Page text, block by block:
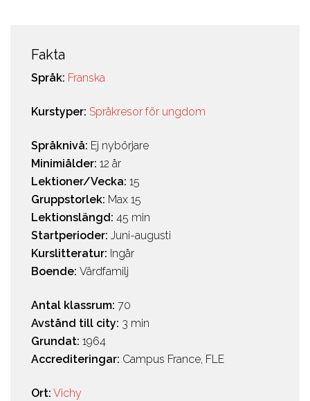
Fakta
Språk: Franska
Kurstyper: Språkresor för ungdom
Språknivå: Ej nybörjare
Minimiålder: 12 år
Lektioner/Vecka: 15
Gruppstorlek: Max 15
Lektionslängd: 45 min
Startperioder: Juni-augusti
Kurslitteratur: Ingår
Boende: Värdfamilj
Antal klassrum: 70
Avstånd till city: 3 min
Grundat: 1964
Accrediteringar: Campus France, FLE
Ort: Vichy